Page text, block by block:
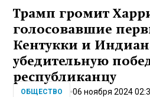
Трамп громит
голосовавшие
Кентукки и
убедительную
республиканцу
ОБЩЕСТВО 06 ноября 2024